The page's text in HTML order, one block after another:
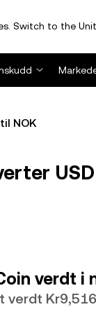
Switch to the
NOK
verdt i
verdt